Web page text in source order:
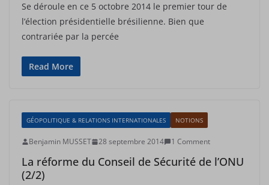
Se déroule en ce 5 octobre 2014 le premier tour de
l’élection présidentielle brésilienne. Bien que
contrariée par la percée
Read More
GÉOPOLITIQUE & RELATIONS INTERNATIONALES NOTIONS
Benjamin MUSSET 28 septembre 2014 1 Comment
La réforme du Conseil de Sécurité de l’ONU
(2/2)